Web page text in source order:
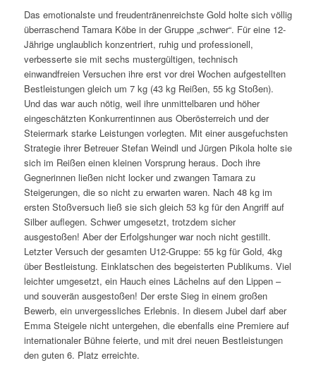
Das emotionalste und freudentränenreichste Gold holte sich völlig
überraschend Tamara Köbe in der Gruppe „schwer“. Für eine 12-
Jährige unglaublich konzentriert, ruhig und professionell,
verbesserte sie mit sechs mustergültigen, technisch
einwandfreien Versuchen ihre erst vor drei Wochen aufgestellten
Bestleistungen gleich um 7 kg (43 kg Reißen, 55 kg Stoßen).
Und das war auch nötig, weil ihre unmittelbaren und höher
eingeschätzten Konkurrentinnen aus Oberösterreich und der
Steiermark starke Leistungen vorlegten. Mit einer ausgefuchsten
Strategie ihrer Betreuer Stefan Weindl und Jürgen Pikola holte sie
sich im Reißen einen kleinen Vorsprung heraus. Doch ihre
Gegnerinnen ließen nicht locker und zwangen Tamara zu
Steigerungen, die so nicht zu erwarten waren. Nach 48 kg im
ersten Stoßversuch ließ sie sich gleich 53 kg für den Angriff auf
Silber auflegen. Schwer umgesetzt, trotzdem sicher
ausgestoßen! Aber der Erfolgshunger war noch nicht gestillt.
Letzter Versuch der gesamten U12-Gruppe: 55 kg für Gold, 4kg
über Bestleistung. Einklatschen des begeisterten Publikums. Viel
leichter umgesetzt, ein Hauch eines Lächelns auf den Lippen –
und souverän ausgestoßen! Der erste Sieg in einem großen
Bewerb, ein unvergessliches Erlebnis. In diesem Jubel darf aber
Emma Steigele nicht untergehen, die ebenfalls eine Premiere auf
internationaler Bühne feierte, und mit drei neuen Bestleistungen
den guten 6. Platz erreichte.